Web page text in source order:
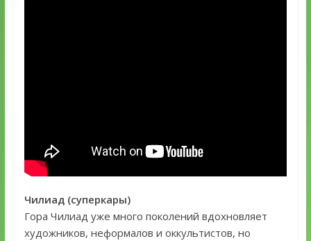
Чилиад (суперкары)
Гора Чилиад уже много поколений вдохновляет
художников, неформалов и оккультистов, но